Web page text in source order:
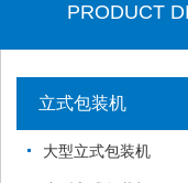
PRODUCT
立式包装机
大型立式包装机